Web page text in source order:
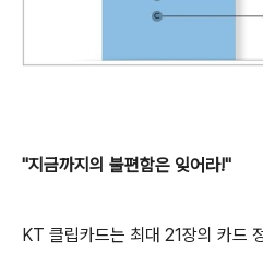
"지금까지의 불편함은 잊어라!"
KT 클립카드는 최대 21장의 카드